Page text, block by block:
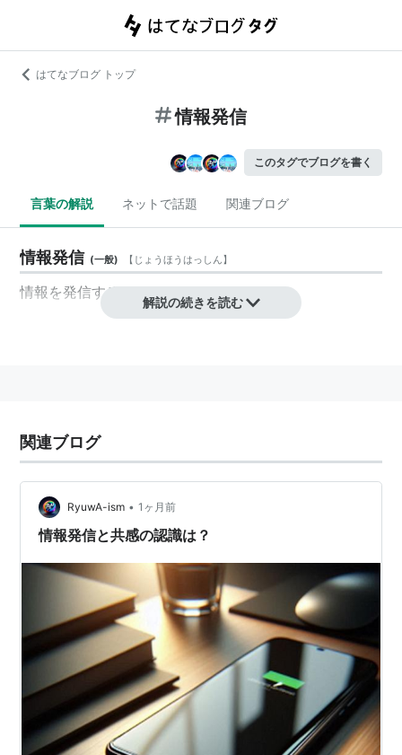
はてなブログ トップ
情報発信
このタグでブログを書く
言葉の解説 ネットで話題 関連ブログ
情報発信 (一般) 【 じょうほうはっしん】
情報 を発信すること。
解説の続きを読む
関連ブログ
RyuwA-ism • 1ヶ月前
情報発信と共感の認識は？